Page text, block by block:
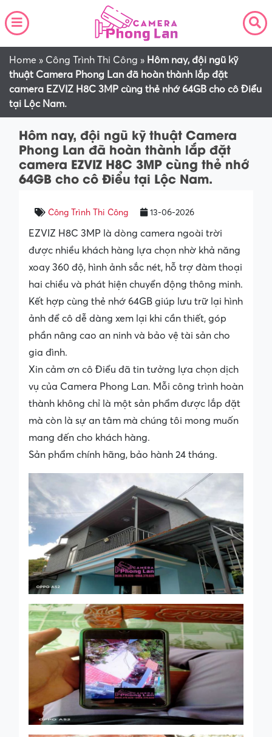
Home » Công Trình Thi Công » Hôm nay, đội ngũ kỹ
thuật Camera Phong Lan đã hoàn thành lắp đặt
camera EZVIZ H8C 3MP cùng thẻ nhớ 64GB cho cô Điểu
tại Lộc Nam.
Hôm nay, đội ngũ kỹ thuật Camera
Phong Lan đã hoàn thành lắp đặt
camera EZVIZ H8C 3MP cùng thẻ nhớ
64GB cho cô Điểu tại Lộc Nam.
Công Trình Thi Công 13-06-2026
EZVIZ H8C 3MP là dòng camera ngoài trời
được nhiều khách hàng lựa chọn nhờ khả năng
xoay 360 độ, hình ảnh sắc nét, hỗ trợ đàm thoại
hai chiều và phát hiện chuyển động thông minh.
Kết hợp cùng thẻ nhớ 64GB giúp lưu trữ lại hình
ảnh để cô dễ dàng xem lại khi cần thiết, góp
phần nâng cao an ninh và bảo vệ tài sản cho
gia đình.
Xin cảm ơn cô Điểu đã tin tưởng lựa chọn dịch
vụ của Camera Phong Lan. Mỗi công trình hoàn
thành không chỉ là một sản phẩm được lắp đặt
mà còn là sự an tâm mà chúng tôi mong muốn
mang đến cho khách hàng.
Sản phẩm chính hãng, bảo hành 24 tháng.